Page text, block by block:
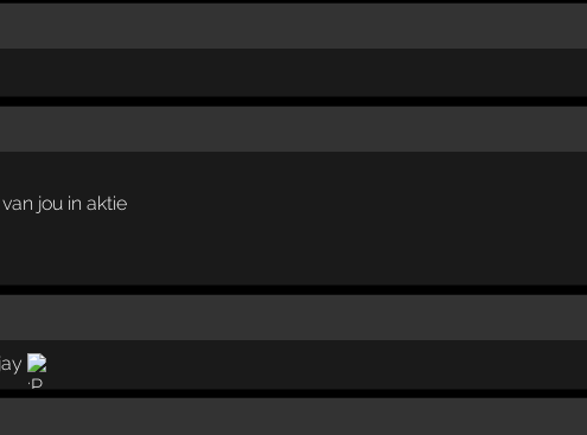
jou in aktie